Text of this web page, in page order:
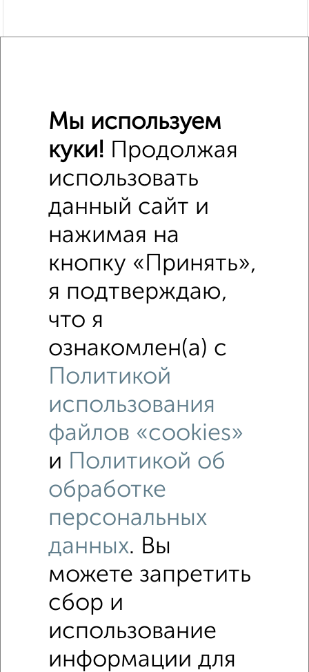
Похожие предложения рядом
Дома недалеко от Окраинная 1
Рядом, с меньшей ценой
Поиск по схожим параметрам:
Железнодорожный район микрорайон Мясокомбинат
на улице Окраинная
С мебелью Со стиральной машиной
С телевизором
Мы используем
куки! Продолжая
использовать
данный сайт и
нажимая на
кнопку «Принять»,
я подтверждаю,
что я
ознакомлен(а) с
Политикой
использования
файлов «cookies»
и
Политикой об
обработке
персональных
данных. Вы
можете запретить
сбор и
использование
информации для